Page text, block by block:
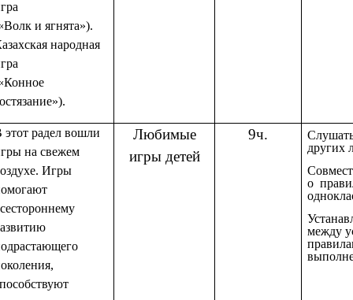
и ягнята»).
народная
этот радел вошли
на свежем
Игры
Любимые
игры детей
9ч.
других
о
между